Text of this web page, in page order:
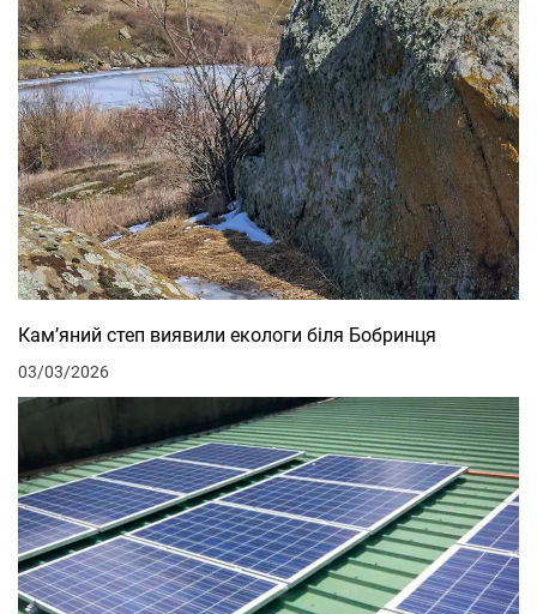
Кам’яний степ виявили екологи біля Бобринця
03/03/2026